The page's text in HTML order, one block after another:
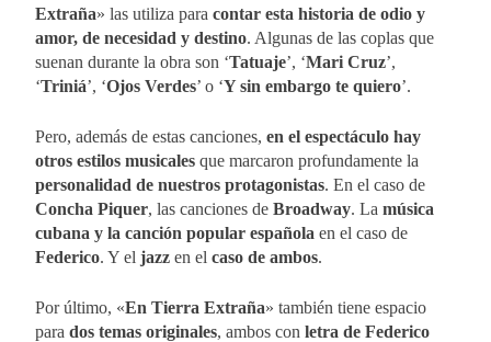
Extraña» las utiliza para contar esta historia de odio y
amor, de necesidad y destino. Algunas de las coplas que
suenan durante la obra son ‘Tatuaje’, ‘Mari Cruz’,
‘Triniá’, ‘Ojos Verdes’ o ‘Y sin embargo te quiero’.
Pero, además de estas canciones, en el espectáculo hay
otros estilos musicales que marcaron profundamente la
personalidad de nuestros protagonistas. En el caso de
Concha Piquer, las canciones de Broadway. La música
cubana y la canción popular española en el caso de
Federico. Y el jazz en el caso de ambos.
Por último, «En Tierra Extraña» también tiene espacio
para dos temas originales, ambos con letra de Federico